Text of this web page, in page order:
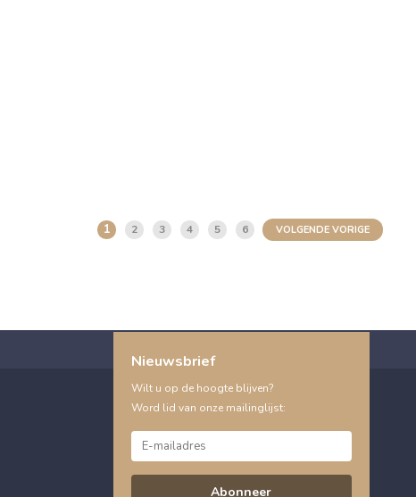
1 2 3 4 5 6 VOLGENDE VORIGE
Nieuwsbrief
Wilt u op de hoogte blijven?
Word lid van onze mailinglijst:
Abonneer